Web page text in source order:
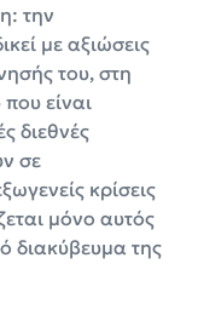
την
με αξιώσεις
του, στη
είναι
διεθνές
σε
κρίσεις
μόνο αυτός
διακύβευμα της